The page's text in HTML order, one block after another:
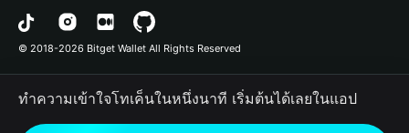
อาชีพ
DApp
RWA
การโอนเป็นชุด
Bitcoin
Polygon
ข้อตกลงในการใช้บริการ
© 2018-2026 Bitget Wallet All Rights Reserved
ทำความเข้าใจโทเค็นในหนึ่งนาที เริ่มต้นได้เลยในแอป